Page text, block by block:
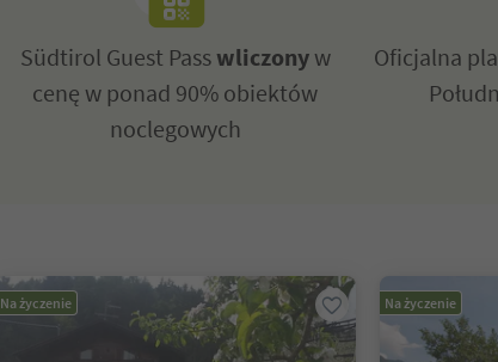
Südtirol Guest Passwliczonyw
cenę w ponad 90% obiektów
noclegowych
Oficjalna
Na życzenie Na życzenie